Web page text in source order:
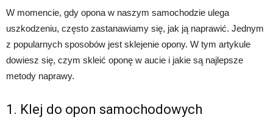
W momencie, gdy opona w naszym samochodzie ulega
uszkodzeniu, często zastanawiamy się, jak ją naprawić. Jednym
z popularnych sposobów jest sklejenie opony. W tym artykule
dowiesz się, czym skleić oponę w aucie i jakie są najlepsze
metody naprawy.
1. Klej do opon samochodowych